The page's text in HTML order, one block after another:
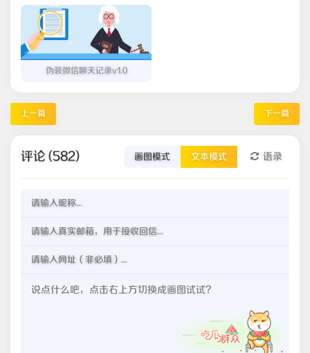
伪装微信聊天记录v1.0
上一篇 下一篇
评论 (582) 画图模式 文本模式 语录